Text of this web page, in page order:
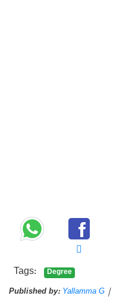
Tags: Degree
Published by: Yallamma G |